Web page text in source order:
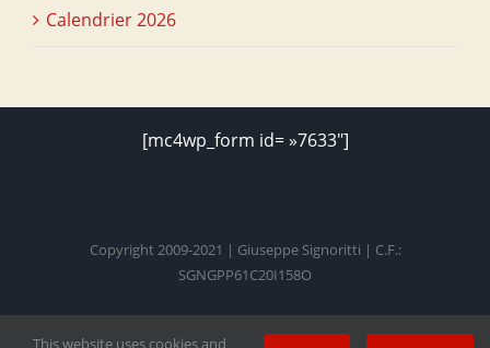
Calendrier 2026
[mc4wp_form id= »7633″]
Copyright 2009-2021 | Giuseppe Signoritti | C.F.:
SGNGPP61C20I158O
This website uses cookies and